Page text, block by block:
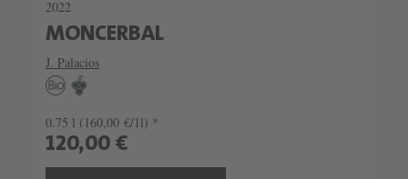
2022
MONCERBAL
J. Palacios
0.75 l (160,00 €/1l) *
120,00 €